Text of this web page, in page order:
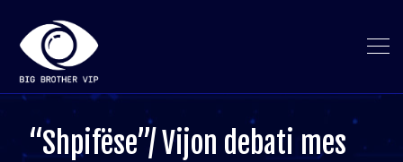
“Shpifëse”/ Vijon debati mes